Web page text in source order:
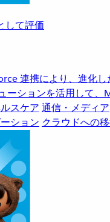
して評価
連携により、進化
ーションを活用して、
スケア 通信・メディア
ション クラウドへの